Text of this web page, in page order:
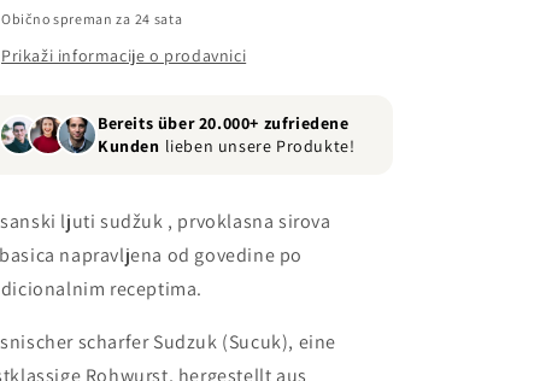
Obično spreman za 24 sata
Prikaži informacije o prodavnici
Bereits über 20.000+ zufriedene
Kunden lieben unsere Produkte!
ljuti sudžuk , prvoklasna sirova
napravljena od govedine po
receptima.
scharfer Sudzuk (Sucuk), eine
Rohwurst, hergestellt aus